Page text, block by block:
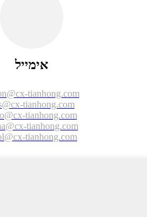
אימייל
tianhong.com
tianhong.com
tianhong.com
tianhong.com
tianhong.com